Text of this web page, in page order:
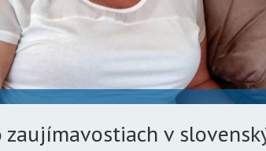
zaujímavostiach v